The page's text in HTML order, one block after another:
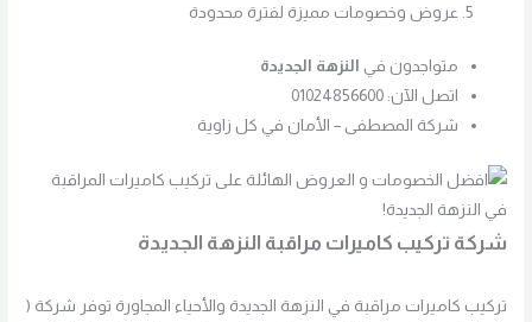
عروض وخصومات مميزة لفترة محدودة
متواجدون في النزهة الجديدة
اتصل الآن: 01024856600
شركة المصطفى – الأمان في كل زاوية
شركة تركيب كاميرات مراقبة النزهة الجديدة
تركيب كاميرات مراقبة في النزهة الجديدة والأحياء المجاورة توفر شركة (